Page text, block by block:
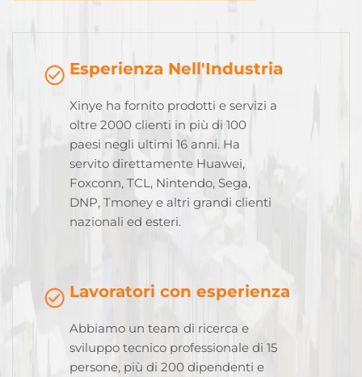
Esperienza Nell'Industria
Xinye ha fornito prodotti e servizi a
oltre 2000 clienti in più di 100
paesi negli ultimi 16 anni. Ha
servito direttamente Huawei,
Foxconn, TCL, Nintendo, Sega,
DNP, Tmoney e altri grandi clienti
nazionali ed esteri.
Lavoratori con esperienza
Abbiamo un team di ricerca e
sviluppo tecnico professionale di 15
persone, più di 200 dipendenti e